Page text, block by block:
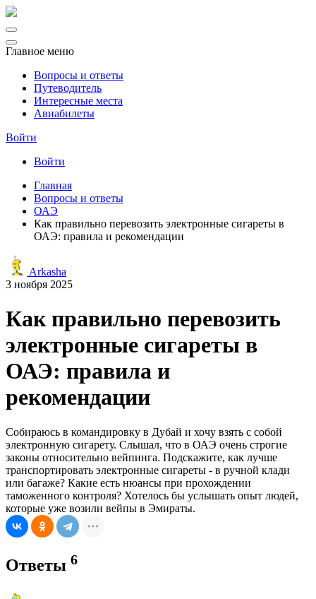
Главное меню
Вопросы и ответы
Путеводитель
Интересные места
Авиабилеты
Войти
Войти
Главная
Вопросы и ответы
ОАЭ
Как правильно перевозить электронные сигареты в
ОАЭ: правила и рекомендации
Arkasha
3 ноября 2025
Как правильно перевозить
электронные сигареты в
ОАЭ: правила и
рекомендации
Собираюсь в командировку в Дубай и хочу взять с собой
электронную сигарету. Слышал, что в ОАЭ очень строгие
законы относительно вейпинга. Подскажите, как лучше
транспортировать электронные сигареты - в ручной клади
или багаже? Какие есть нюансы при прохождении
таможенного контроля? Хотелось бы услышать опыт людей,
которые уже возили вейпы в Эмираты.
Ответы 6